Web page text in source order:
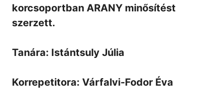
korcsoportban ARANY minősítést
szerzett.
Tanára: Istántsuly Júlia
Korrepetitora: Várfalvi-Fodor Éva